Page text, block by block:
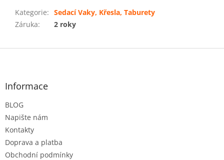
Kategorie: Sedací Vaky, Křesla, Taburety
Záruka: 2 roky
Z
Informace
BLOG
Napište nám
Kontakty
Doprava a platba
Obchodní podmínky